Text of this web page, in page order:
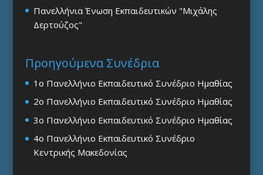
Πανελλήνια Ένωση Εκπαιδευτικών "Μιχάλης
Δερτούζος"
Προηγούμενα Συνέδρια
1ο Πανελλήνιο Εκπαιδευτικό Συνέδριο Ημαθίας
2ο Πανελλήνιο Εκπαιδευτικό Συνέδριο Ημαθίας
3ο Πανελλήνιο Εκπαιδευτικό Συνέδριο Ημαθίας
4ο Πανελλήνιο Εκπαιδευτικό Συνέδριο
Κεντρικής Μακεδονίας